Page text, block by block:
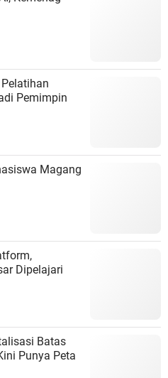
Pemimpin
Magang
Dipelajari
Batas
Punya Peta